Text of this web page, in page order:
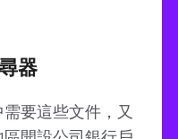
器
要這些文件，又